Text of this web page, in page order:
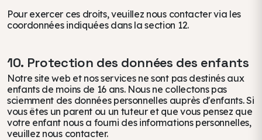
Pour exercer ces droits, veuillez nous contacter via les
coordonnées indiquées dans la section 12.
10. Protection des données des enfants
Notre site web et nos services ne sont pas destinés aux
enfants de moins de 16 ans. Nous ne collectons pas
sciemment des données personnelles auprès d'enfants. Si
vous êtes un parent ou un tuteur et que vous pensez que
votre enfant nous a fourni des informations personnelles,
veuillez nous contacter.